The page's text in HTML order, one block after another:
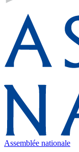
Assemblée nationale